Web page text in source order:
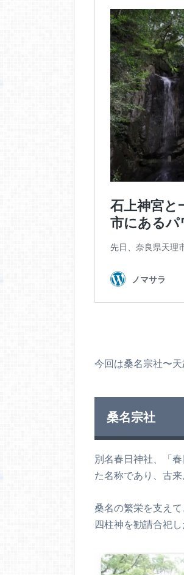
今回は桑名宗社〜
桑名宗社
別名春日神社、「
た名称であり、古
桑名の繁栄を支え
四柱神を勧請合祀